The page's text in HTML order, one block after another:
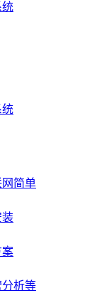
统
统
简单
装
案
析等